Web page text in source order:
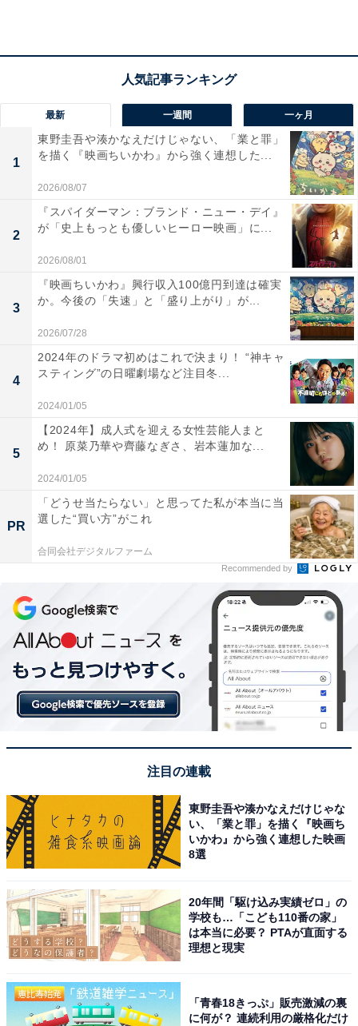
デビュー前のアイドルグループが京セラドームで単独公
演を行えるのが驚きですが、この公演でも超満員のお客
さんをパフォーマンスやトークで盛り上げていました。
そんな「Aぇ! group」ですが、バラエティ力が高いのも
魅力。これまで、『ドデスカ！』（メ〜テレ）、『A
ぇ!!!!!!ゐこ』（MBS）をはじめ、草間さんは『ザ！鉄
腕！DASH!!』 (日本テレビ系)でもおなじみ。また、デビ
ューに合わせ、グループで出演するバラエティ番組『あ
っちこっちAぇ!』（ABCテレビ）もスタートしていま
す。
関西出身者らしくどのメンバーもトーク力が高く、リア
クションやお約束などバラエティスキルも抜群。デビュ
ーをキッカケに、全国区の番組でも人気が出る可能性が
高く、大ブレークの予感がしています。
【正門良規】オールマイティに活躍する芸達者
は、正門良規さんです。
最新 一週間 一ヶ月
1
東野圭吾や湊かなえだけじゃない、「業と罪」
を描く『映画ちいかわ』から強く連想した...
2026/08/07
2
『スパイダーマン：ブランド・ニュー・デイ』
が「史上もっとも優しいヒーロー映画」に...
2026/08/01
3
『映画ちいかわ』興行収入100億円到達は確実
か。今後の「失速」と「盛り上がり」が...
2026/07/28
4
2024年のドラマ初めはこれで決まり！ “神キャ
スティング”の日曜劇場など注目冬...
2024/01/05
5
【2024年】成人式を迎える女性芸能人まと
め！ 原菜乃華や齊藤なぎさ、岩本蓮加な...
2024/01/05
PR
「どうせ当たらない」と思ってた私が本当に当
選した“買い方”がこれ
合同会社デジタルファーム
Recommended by
注目の連載
東野圭吾や湊かなえだけじゃな
い、「業と罪」を描く『映画ち
いかわ』から強く連想した映画
8選
20年間「駆け込み実績ゼロ」の
学校も…「こども110番の家」
は本当に必要？ PTAが直面する
理想と現実
「青春18きっぷ」販売激減の裏
に何が？ 連続利用の厳格化だけ